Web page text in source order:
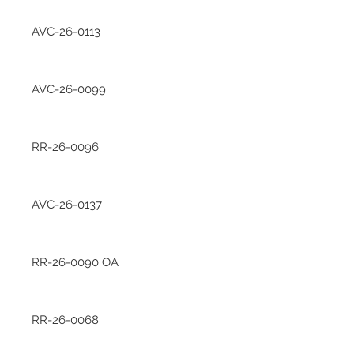
AVC-26-0113
AVC-26-0099
RR-26-0096
AVC-26-0137
RR-26-0090 OA
RR-26-0068